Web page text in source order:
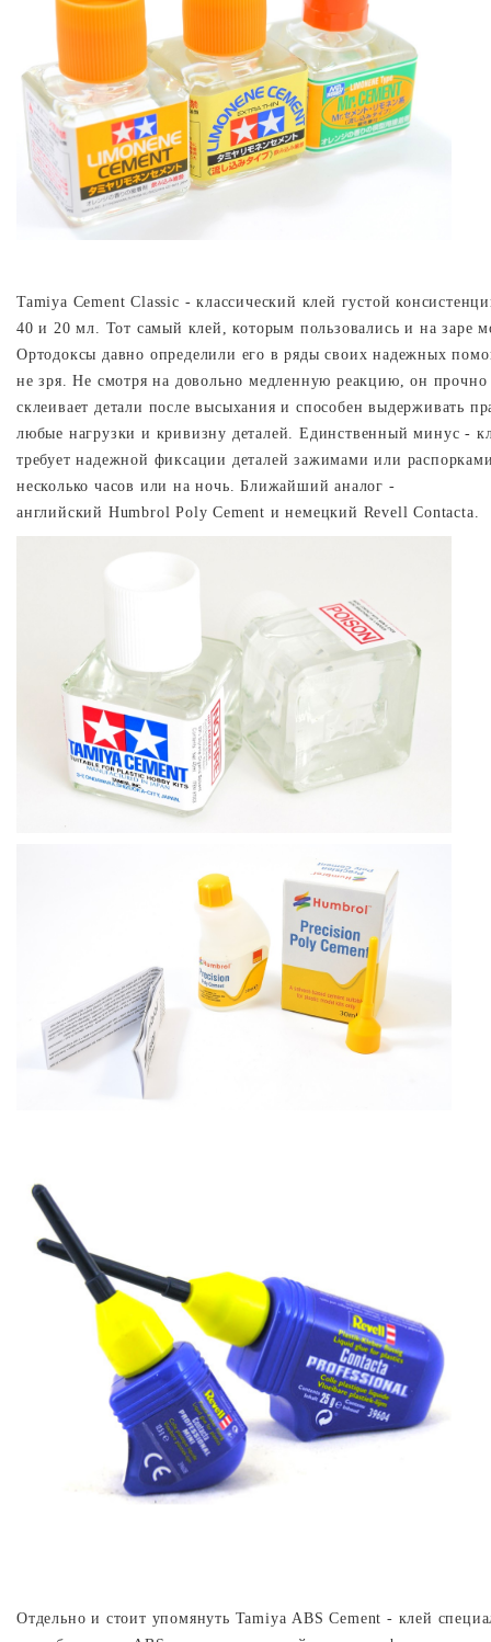
Tamiya Cement Classic - классический клей густой
40 и 20 мл. Тот самый клей, которым пользовались и на заре
Ортодоксы давно определили его в ряды своих надежных
не зря. Не смотря на довольно медленную реакцию, он прочно
склеивает детали после высыхания и способен выдерживать
любые нагрузки и кривизну деталей. Единственный минус -
требует надежной фиксации деталей зажимами или
несколько часов или на ночь. Ближайший аналог -
английский Humbrol Poly Cement и немецкий Revell Contacta.
Отдельно и стоит упомянуть Tamiya ABS Cement - клей